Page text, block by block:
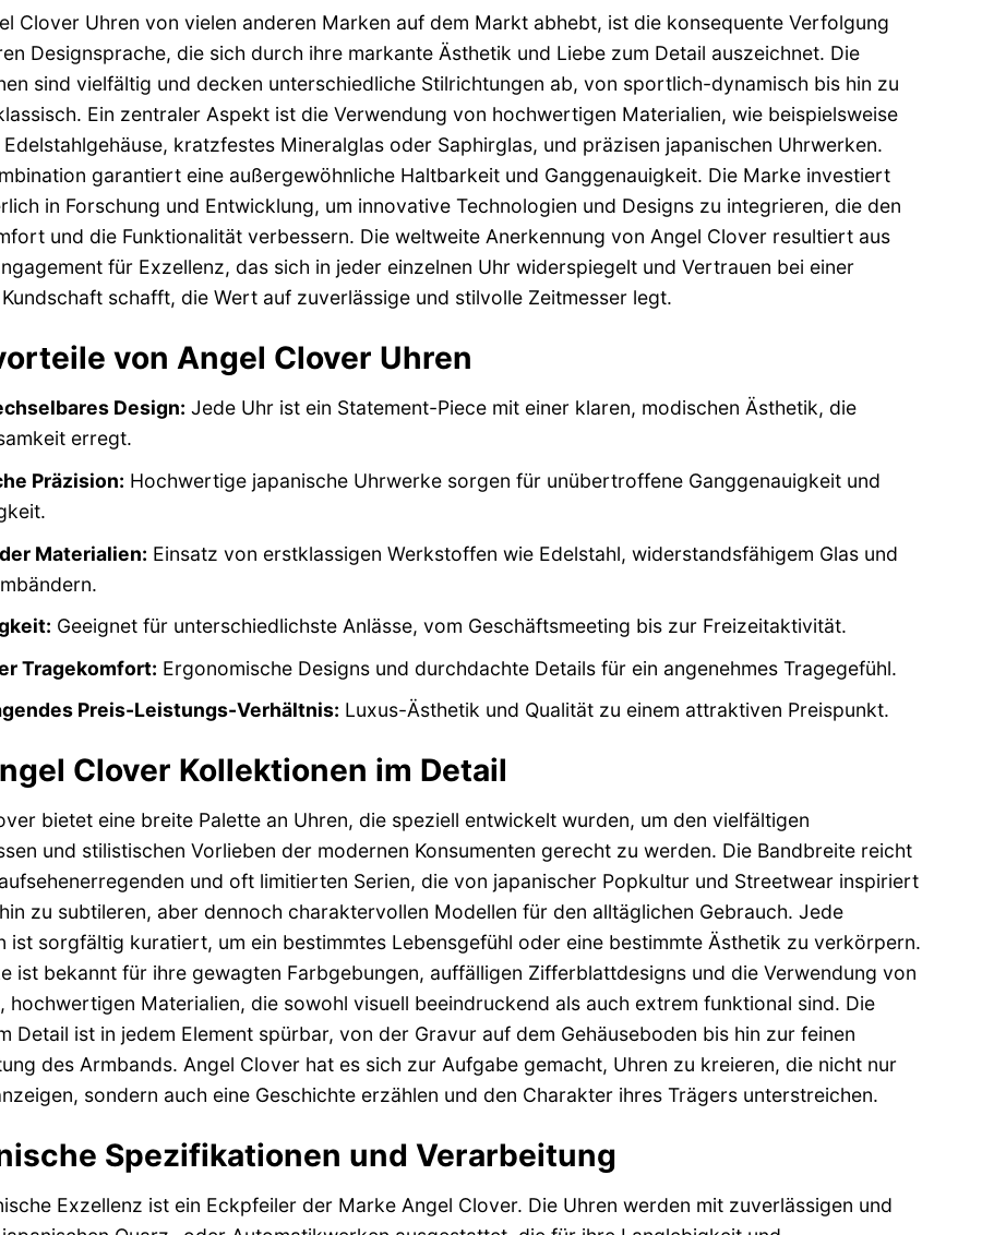
Clover Uhren von vielen anderen Marken auf dem Markt abhebt, ist die konsequente Verfolgung
Designsprache, die sich durch ihre markante Ästhetik und Liebe zum Detail auszeichnet. Die
sind vielfältig und decken unterschiedliche Stilrichtungen ab, von sportlich-dynamisch bis hin zu
Ein zentraler Aspekt ist die Verwendung von hochwertigen Materialien, wie beispielsweise
kratzfestes Mineralglas oder Saphirglas, und präzisen japanischen Uhrwerken.
garantiert eine außergewöhnliche Haltbarkeit und Ganggenauigkeit. Die Marke investiert
in Forschung und Entwicklung, um innovative Technologien und Designs zu integrieren, die den
und die Funktionalität verbessern. Die weltweite Anerkennung von Angel Clover resultiert aus
für Exzellenz, das sich in jeder einzelnen Uhr widerspiegelt und Vertrauen bei einer
schafft, die Wert auf zuverlässige und stilvolle Zeitmesser legt.
von Angel Clover Uhren
Design: Jede Uhr ist ein Statement-Piece mit einer klaren, modischen Ästhetik, die
erregt.
Präzision: Hochwertige japanische Uhrwerke sorgen für unübertroffene Ganggenauigkeit und
Materialien: Einsatz von erstklassigen Werkstoffen wie Edelstahl, widerstandsfähigem Glas und
Geeignet für unterschiedlichste Anlässe, vom Geschäftsmeeting bis zur Freizeitaktivität.
Tragekomfort: Ergonomische Designs und durchdachte Details für ein angenehmes Tragegefühl.
Preis-Leistungs-Verhältnis: Luxus-Ästhetik und Qualität zu einem attraktiven Preispunkt.
Clover Kollektionen im Detail
bietet eine breite Palette an Uhren, die speziell entwickelt wurden, um den vielfältigen
und stilistischen Vorlieben der modernen Konsumenten gerecht zu werden. Die Bandbreite reicht
und oft limitierten Serien, die von japanischer Popkultur und Streetwear inspiriert
zu subtileren, aber dennoch charaktervollen Modellen für den alltäglichen Gebrauch. Jede
ist sorgfältig kuratiert, um ein bestimmtes Lebensgefühl oder eine bestimmte Ästhetik zu verkörpern.
ist bekannt für ihre gewagten Farbgebungen, auffälligen Zifferblattdesigns und die Verwendung von
hochwertigen Materialien, die sowohl visuell beeindruckend als auch extrem funktional sind. Die
Detail ist in jedem Element spürbar, von der Gravur auf dem Gehäuseboden bis hin zur feinen
des Armbands. Angel Clover hat es sich zur Aufgabe gemacht, Uhren zu kreieren, die nicht nur
sondern auch eine Geschichte erzählen und den Charakter ihres Trägers unterstreichen.
Spezifikationen und Verarbeitung
Exzellenz ist ein Eckpfeiler der Marke Angel Clover. Die Uhren werden mit zuverlässigen und